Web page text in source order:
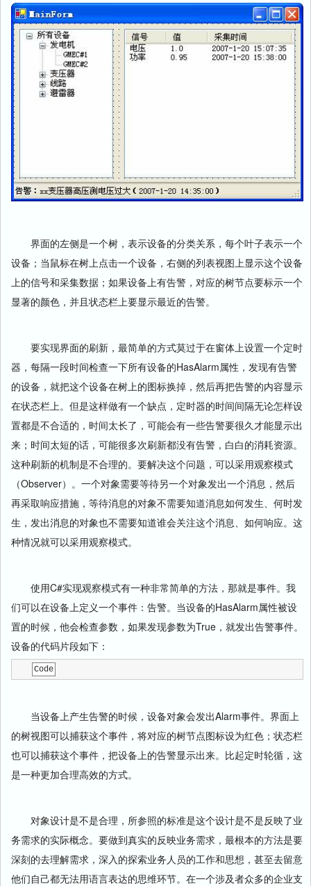
界面的左侧是一个树，表示设备的分类关系，每个叶子表示一个
设备；当鼠标在树上点击一个设备，右侧的列表视图上显示这个设备
上的信号和采集数据；如果设备上有告警，对应的树节点要标示一个
显著的颜色，并且状态栏上要显示最近的告警。
要实现界面的刷新，最简单的方式莫过于在窗体上设置一个定时
器，每隔一段时间检查一下所有设备的HasAlarm属性，发现有告警
的设备，就把这个设备在树上的图标换掉，然后再把告警的内容显示
在状态栏上。但是这样做有一个缺点，定时器的时间间隔无论怎样设
置都是不合适的，时间太长了，可能会有一些告警要很久才能显示出
来；时间太短的话，可能很多次刷新都没有告警，白白的消耗资源。
这种刷新的机制是不合理的。要解决这个问题，可以采用观察模式
（Observer）。一个对象需要等待另一个对象发出一个消息，然后
再采取响应措施，等待消息的对象不需要知道消息如何发生、何时发
生，发出消息的对象也不需要知道谁会关注这个消息、如何响应。这
种情况就可以采用观察模式。
使用C#实现观察模式有一种非常简单的方法，那就是事件。我
们可以在设备上定义一个事件：告警。当设备的HasAlarm属性被设
置的时候，他会检查参数，如果发现参数为True，就发出告警事件。
设备的代码片段如下：
Code
当设备上产生告警的时候，设备对象会发出Alarm事件。界面上
的树视图可以捕获这个事件，将对应的树节点图标设为红色；状态栏
也可以捕获这个事件，把设备上的告警显示出来。比起定时轮循，这
是一种更加合理高效的方式。
对象设计是不是合理，所参照的标准是这个设计是不是反映了业
务需求的实际概念。要做到真实的反映业务需求，最根本的方法是要
深刻的去理解需求，深入的探索业务人员的工作和思想，甚至去留意
他们自己都无法用语言表达的思维环节。在一个涉及者众多的企业支